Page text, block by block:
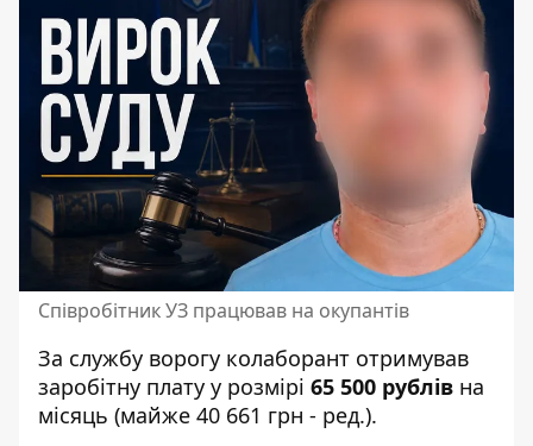
Співробітник УЗ працював на окупантів
За службу ворогу колаборант отримував
заробітну плату у розмірі 65 500 рублів на
місяць (майже 40 661 грн - ред.).